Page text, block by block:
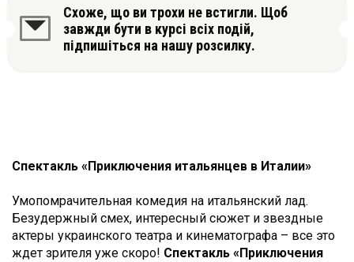
Схоже, що ви трохи не встигли. Щоб
завжди бути в курсі всіх подій,
підпишіться на нашу розсилку.
Спектакль «Приключения итальянцев в Италии»
Умопомрачительная комедия на итальянский лад.
Безудержный смех, интересный сюжет и звездные
актеры украинского театра и кинематографа – все это
ждет зрителя уже скоро! Спектакль «Приключения